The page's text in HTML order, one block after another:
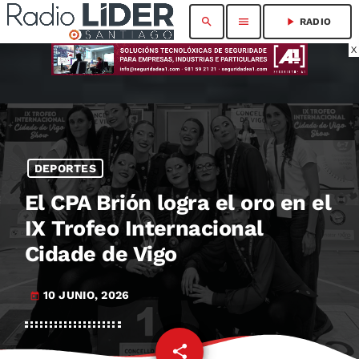
X
search menu play_arrow RADIO
DEPORTES
El CPA Brión logra el oro en el
IX Trofeo Internacional
Cidade de Vigo
today 10 JUNIO, 2026
share
email